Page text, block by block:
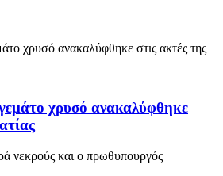
χρυσό ανακαλύφθηκε